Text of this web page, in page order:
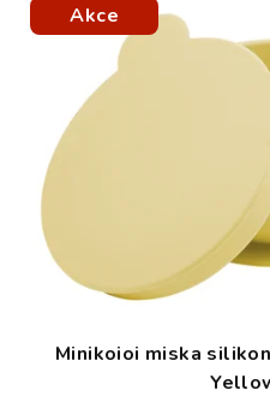
Akce
Minikoioi miska